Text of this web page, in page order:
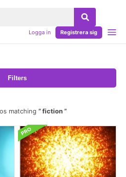
Logga in Registrera sig
Filters
matching
fiction